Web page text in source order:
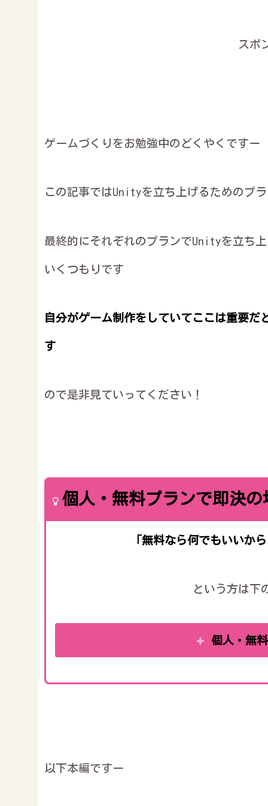
スポ
ゲームづくりをお勉強中のどくやくですー
この記事ではUnityを立ち上げるためのプ
最終的にそれぞれのプランでUnityを立ち
いくつもりです
自分がゲーム制作をしていてここは重要だ
す
ので是非見ていってください！
個人・無料プランで即決の
「無料なら何でもいいか
という方は下
個人・無
以下本編ですー